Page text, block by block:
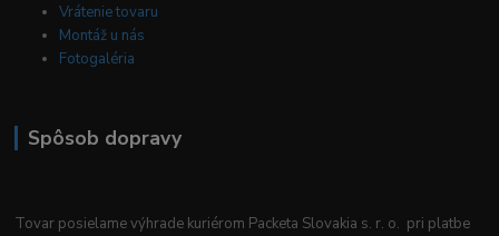
Vrátenie tovaru
Montáž u nás
Fotogaléria
Spôsob dopravy
Tovar posielame výhrade kuriérom Packeta Slovakia s. r. o. pri platbe